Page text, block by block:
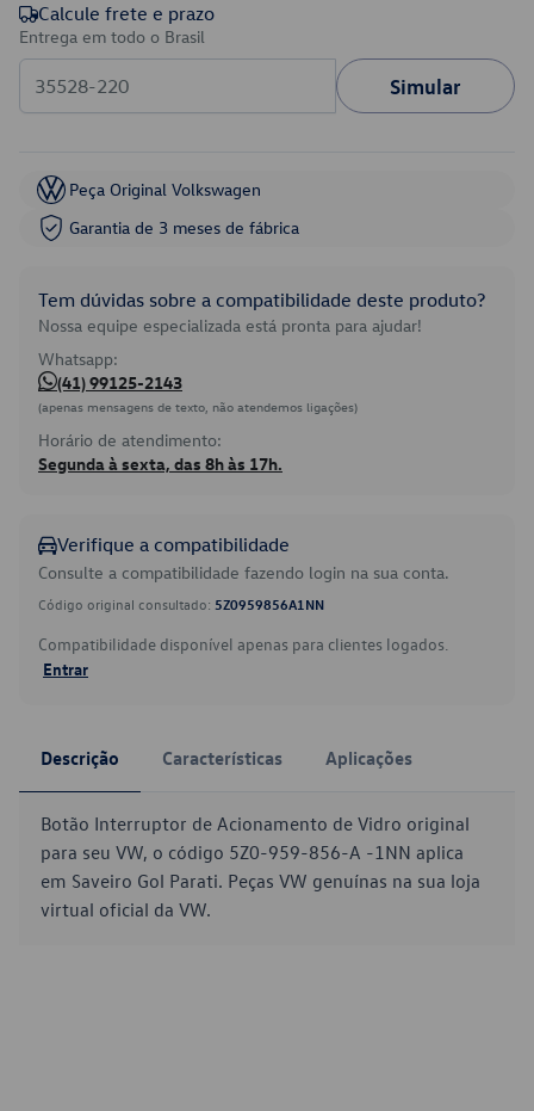
Calcule frete e prazo
Entrega em todo o Brasil
Simular
Peça Original Volkswagen
Garantia de 3 meses de fábrica
Tem dúvidas sobre a compatibilidade deste produto?
Nossa equipe especializada está pronta para ajudar!
Whatsapp:
(41) 99125-2143
(apenas mensagens de texto, não atendemos ligações)
Horário de atendimento:
Segunda à sexta, das 8h às 17h.
Verifique a compatibilidade
Consulte a compatibilidade fazendo login na sua conta.
Código original consultado: 5Z0959856A1NN
Compatibilidade disponível apenas para clientes logados.
Entrar
Descrição Características Aplicações
Botão Interruptor de Acionamento de Vidro original
para seu VW, o código 5Z0-959-856-A -1NN aplica
em Saveiro Gol Parati. Peças VW genuínas na sua loja
virtual oficial da VW.